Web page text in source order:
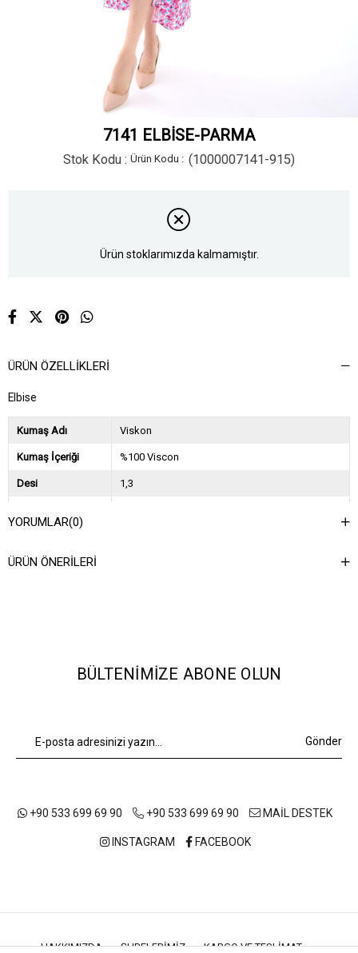
7141 ELBİSE-PARMA
Stok Kodu (1000007141-915)
Ürün stoklarımızda kalmamıştır.
ÜRÜN ÖZELLIKLERI
Elbise
Kumaş Adı Viskon
Kumaş İçeriği %100 Viscon
Desi 1,3
YORUMLAR(0)
ÜRÜN ÖNERILERI
BÜLTENIMIZE ABONE OLUN
Gönder
+90 533 699 69 90 +90 533 699 69 90 MAİL DESTEK
INSTAGRAM FACEBOOK
HAKKIMIZDA ŞUBELERIMIZ
KARGO VE TESLIMAT